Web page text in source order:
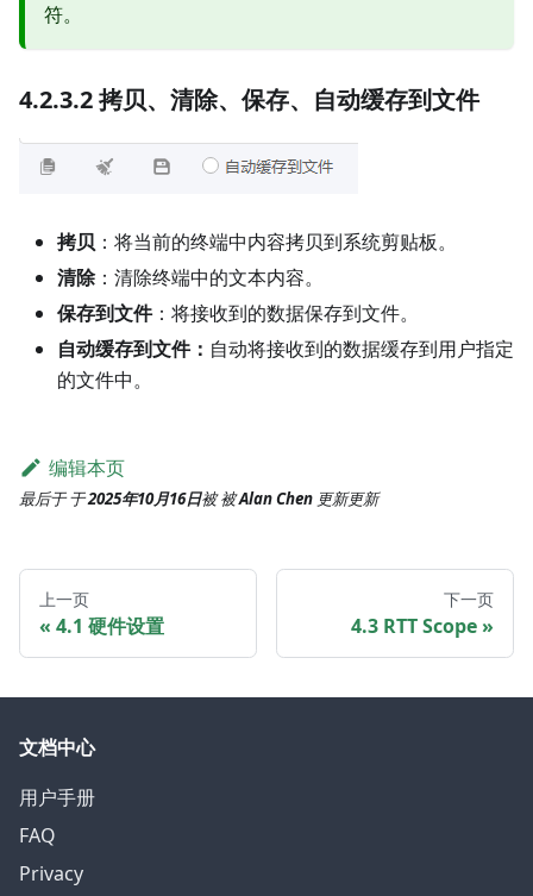
符。
4.2.3.2 拷贝、清除、保存、自动缓存到文件
拷贝 ：将当前的终端中内容拷贝到系统剪贴板。
清除：清除终端中的文本内容。
保存到文件：将接收到的数据保存到文件。
自动缓存到文件： 自动将接收到的数据缓存到用户指定
的文件中。
编辑本页
最后于于2025年10月16日被被Alan Chen 更新更新
上一页
4.1 硬件设置
下一页
4.3 RTT Scope
文档中心
用户手册
FAQ
Privacy